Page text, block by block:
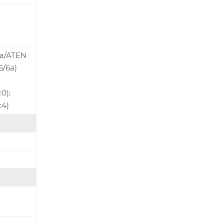
ATEN
6a)